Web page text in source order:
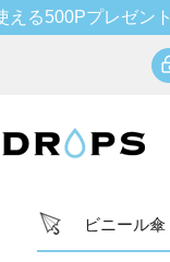
える500Pプレゼント
ビニール傘